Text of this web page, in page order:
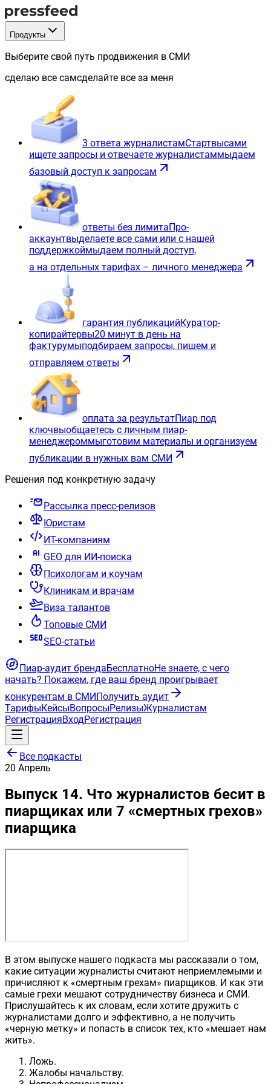
Продукты
Выберите свой путь продвижения в СМИ
сделаю все самсделайте все за меня
3 ответа журналистамСтартвысами
ищете запросы и отвечаете журналистаммыдаем
базовый доступ к запросам
ответы без лимитаПро-
аккаунтвыделаете все сами или с нашей
поддержкоймыдаем полный доступ,
а на отдельных тарифах – личного менеджера
гарантия публикацийКуратор-
копирайтервы20 минут в день на
фактурумыподбираем запросы, пишем и
отправляем ответы
оплата за результатПиар под
ключвыобщаетесь с личным пиар-
менеджероммыготовим материалы и организуем
публикации в нужных вам СМИ
Решения под конкретную задачу
Рассылка пресс-релизов
Юристам
ИТ-компаниям
GEO для ИИ-поиска
Психологам и коучам
Клиникам и врачам
Виза талантов
Топовые СМИ
SEO-статьи
Пиар-аудит брендаБесплатноНе знаете, с чего
начать? Покажем, где ваш бренд проигрывает
конкурентам в СМИПолучить аудит
ТарифыКейсыВопросыРелизыЖурналистам
РегистрацияВходРегистрация
Все подкасты
20 Апрель
Выпуск 14. Что журналистов бесит в
пиарщиках или 7 «смертных грехов»
пиарщика
В этом выпуске нашего подкаста мы рассказали о том,
какие ситуации журналисты считают неприемлемыми и
причисляют к «смертным грехам» пиарщиков. И как эти
самые грехи мешают сотрудничеству бизнеса и СМИ.
Прислушайтесь к их словам, если хотите дружить с
журналистами долго и эффективно, а не получить
«черную метку» и попасть в список тех, кто «мешает нам
жить».
Ложь.
Жалобы начальству.